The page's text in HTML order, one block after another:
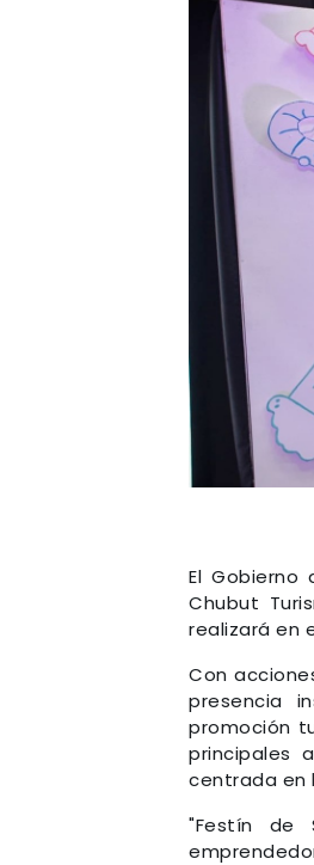
El
Chubut
realizará en
Con
presencia
promoción
principales
centrada en
"Festín de